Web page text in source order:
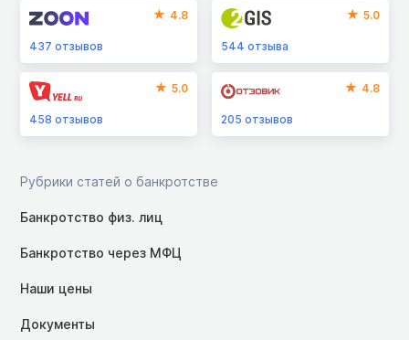
4.8
437 отзывов
5.0
544отзыва
5.0
458 отзывов
4.8
205отзывов
Рубрики статей о банкротстве
Банкротство физ. лиц
Банкротство через МФЦ
Наши цены
Документы